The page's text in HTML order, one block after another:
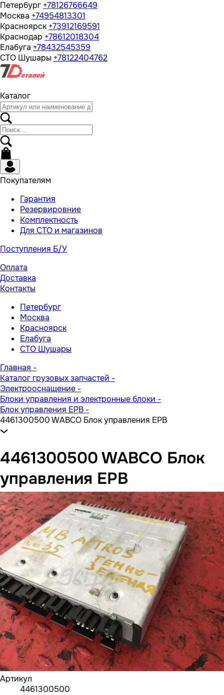
Петербург +78126766649
Москва +74954813301
Красноярск +73912169591
Краснодар +78612018304
Елабуга +78432545359
СТО Шушары +78122404762
Каталог
Покупателям
Гарантия
Резервировние
Комплектность
Для СТО и магазинов
Поступления Б/У
Оплата
Доставка
Контакты
Петербург
Москва
Красноярск
Елабуга
СТО Шушары
Главная -
Каталог грузовых запчастей -
Электрооснащение -
Блоки управления и электронные блоки -
Блок управления EPB -
4461300500 WABCO Блок управления EPB
4461300500 WABCO Блок
управления EPB
Артикул
4461300500